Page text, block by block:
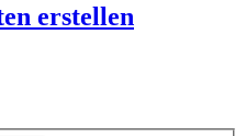
erstellen